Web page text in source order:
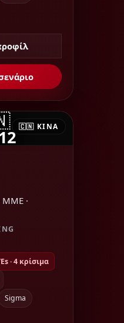
🇨🇳 ΚΊΝΑ
ΜΜΕ ·
· 4 κρίσιμα
Sigma